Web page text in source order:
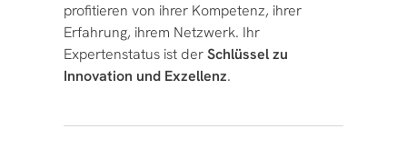
profitieren von ihrer Kompetenz, ihrer
Erfahrung, ihrem Netzwerk. Ihr
Expertenstatus ist derSchlüssel zu
Innovation und Exzellenz.